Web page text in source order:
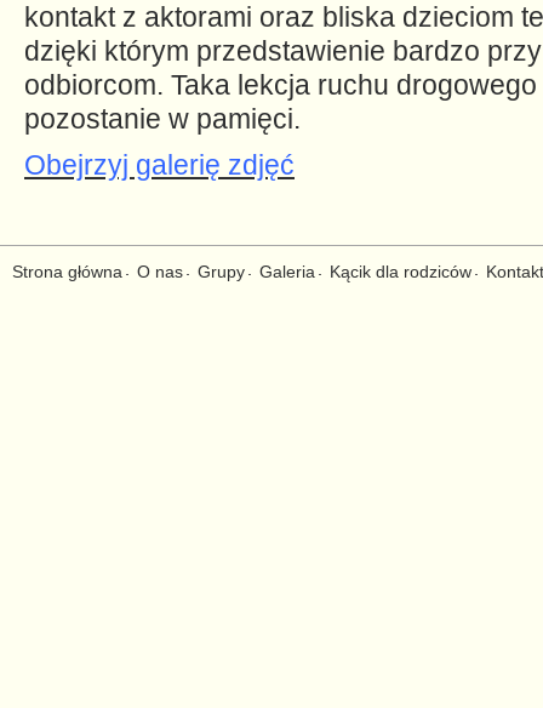
kontakt z aktorami oraz bliska dzieciom
dzięki którym przedstawienie bardzo
odbiorcom. Taka lekcja ruchu drogowego
pozostanie w pamięci.
Obejrzyj galerię zdjęć
Strona główna O nas Grupy Galeria Kącik dla rodziców Kontakt